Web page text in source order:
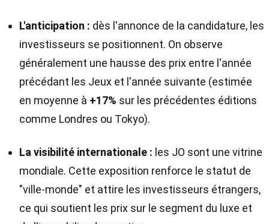
L'anticipation : dès l'annonce de la candidature, les
investisseurs se positionnent. On observe
généralement une hausse des prix entre l'année
précédant les Jeux et l'année suivante (estimée
en moyenne à +17% sur les précédentes éditions
comme Londres ou Tokyo).
La visibilité internationale : les JO sont une vitrine
mondiale. Cette exposition renforce le statut de
"ville-monde" et attire les investisseurs étrangers,
ce qui soutient les prix sur le segment du luxe et